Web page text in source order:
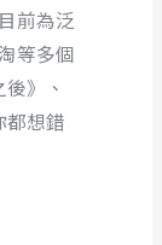
前為泛
等多個
》、
都想錯